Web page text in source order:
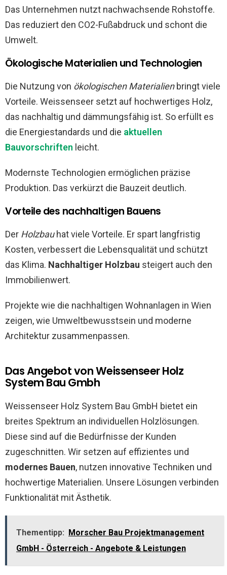
Das Unternehmen nutzt nachwachsende Rohstoffe.
Das reduziert den CO2-Fußabdruck und schont die
Umwelt.
Ökologische Materialien und Technologien
Die Nutzung von ökologischen Materialienbringt viele
Vorteile. Weissenseer setzt auf hochwertiges Holz,
das nachhaltig und dämmungsfähig ist. So erfüllt es
die Energiestandards und die aktuellen
Bauvorschriften leicht.
Modernste Technologien ermöglichen präzise
Produktion. Das verkürzt die Bauzeit deutlich.
Vorteile des nachhaltigen Bauens
Der Holzbauhat viele Vorteile. Er spart langfristig
Kosten, verbessert die Lebensqualität und schützt
das Klima. Nachhaltiger Holzbau steigert auch den
Immobilienwert.
Projekte wie die nachhaltigen Wohnanlagen in Wien
zeigen, wie Umweltbewusstsein und moderne
Architektur zusammenpassen.
Das Angebot von Weissenseer Holz
System Bau Gmbh
Weissenseer Holz System Bau GmbH bietet ein
breites Spektrum an individuellen Holzlösungen.
Diese sind auf die Bedürfnisse der Kunden
zugeschnitten. Wir setzen auf effizientes und
modernes Bauen, nutzen innovative Techniken und
hochwertige Materialien. Unsere Lösungen verbinden
Funktionalität mit Ästhetik.
Thementipp: Morscher Bau Projektmanagement
GmbH - Österreich - Angebote & Leistungen